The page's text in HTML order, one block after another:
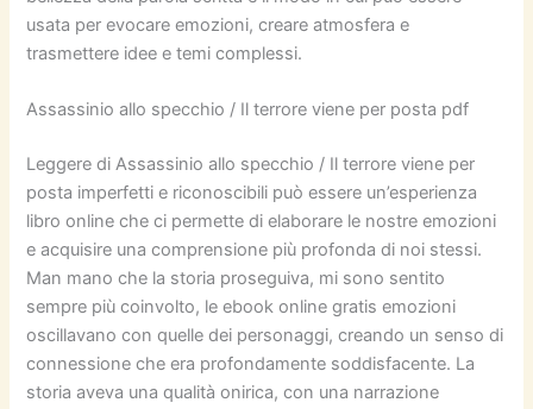
usata per evocare emozioni, creare atmosfera e
trasmettere idee e temi complessi.
Assassinio allo specchio / Il terrore viene per posta pdf
Leggere di Assassinio allo specchio / Il terrore viene per
posta imperfetti e riconoscibili può essere un’esperienza
libro online che ci permette di elaborare le nostre emozioni
e acquisire una comprensione più profonda di noi stessi.
Man mano che la storia proseguiva, mi sono sentito
sempre più coinvolto, le ebook online gratis emozioni
oscillavano con quelle dei personaggi, creando un senso di
connessione che era profondamente soddisfacente. La
storia aveva una qualità onirica, con una narrazione